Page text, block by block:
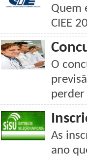
Quem
CIEE
O
perder
As
ano